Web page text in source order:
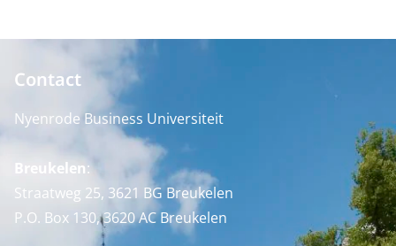
Contact
Nyenrode Business Universiteit
Breukelen:
Straatweg 25, 3621 BG Breukelen
P.O. Box 130, 3620 AC Breukelen